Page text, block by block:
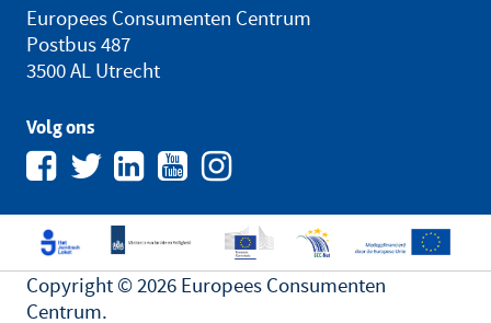
Europees Consumenten Centrum
Postbus 487
3500 AL Utrecht
Volg ons
Copyright © 2026 Europees Consumenten
Centrum.